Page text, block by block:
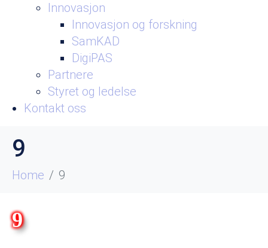
Innovasjon
Innovasjon og forskning
SamKAD
DigiPAS
Partnere
Styret og ledelse
Kontakt oss
9
Home 9
9